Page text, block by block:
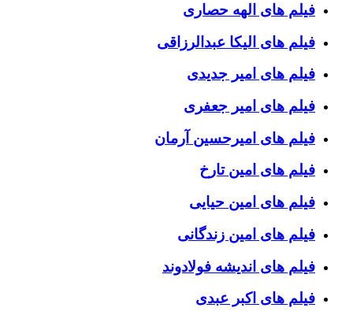
فیلم های الهه حصاری
فیلم های الیکا عبدالرزاقی
فیلم های امیر جدیدی
فیلم های امیر جعفری
فیلم های امیرحسین آرمان
فیلم های امین تارخ
فیلم های امین حیایی
فیلم های امین زندگانی
فیلم های اندیشه فولادوند
فیلم های اکبر عبدی